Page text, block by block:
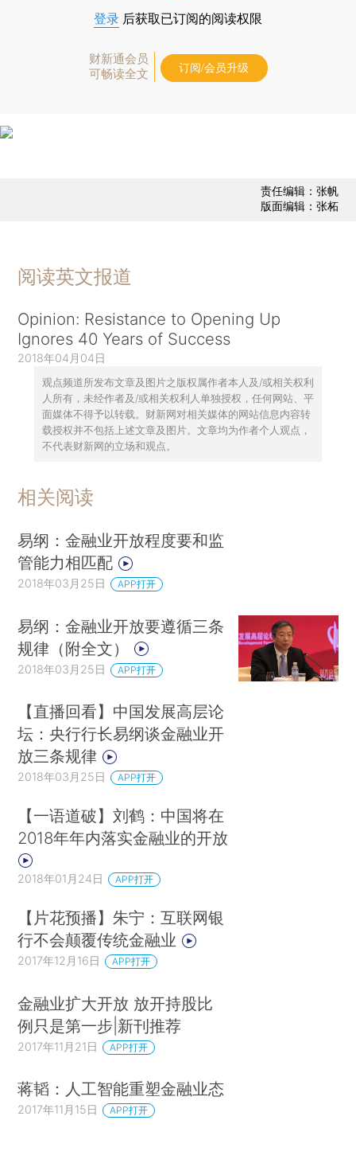
登录 后获取已订阅的阅读权限
财新通会员
可畅读全文
订阅/会员升级
责任编辑：张帆
版面编辑：张柘
阅读英文报道
Opinion: Resistance to Opening Up
Ignores 40 Years of Success
2018年04月04日
观点频道所发布文章及图片之版权属作者本人及/或相关权利
人所有，未经作者及/或相关权利人单独授权，任何网站、平
面媒体不得予以转载。财新网对相关媒体的网站信息内容转
载授权并不包括上述文章及图片。文章均为作者个人观点，
不代表财新网的立场和观点。
相关阅读
易纲：金融业开放程度要和监
管能力相匹配
2018年03月25日 APP打开
易纲：金融业开放要遵循三条
规律（附全文）
2018年03月25日 APP打开
【直播回看】中国发展高层论
坛：央行行长易纲谈金融业开
放三条规律
2018年03月25日 APP打开
【一语道破】刘鹤：中国将在
2018年年内落实金融业的开放
2018年01月24日 APP打开
【片花预播】朱宁：互联网银
行不会颠覆传统金融业
2017年12月16日 APP打开
金融业扩大开放 放开持股比
例只是第一步|新刊推荐
2017年11月21日 APP打开
蒋韬：人工智能重塑金融业态
2017年11月15日 APP打开